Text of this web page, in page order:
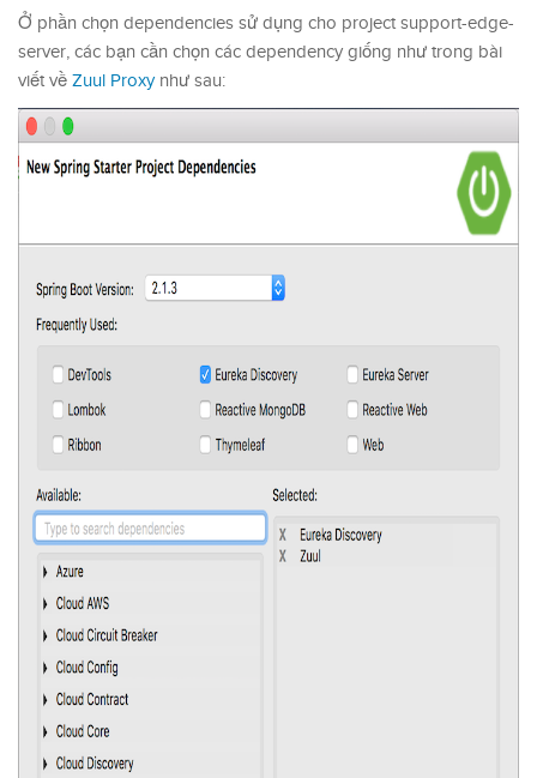
Ở phần chọn dependencies sử dụng cho project support-edge-
server, các bạn cần chọn các dependency giống như trong bài
viết về Zuul Proxynhư sau: